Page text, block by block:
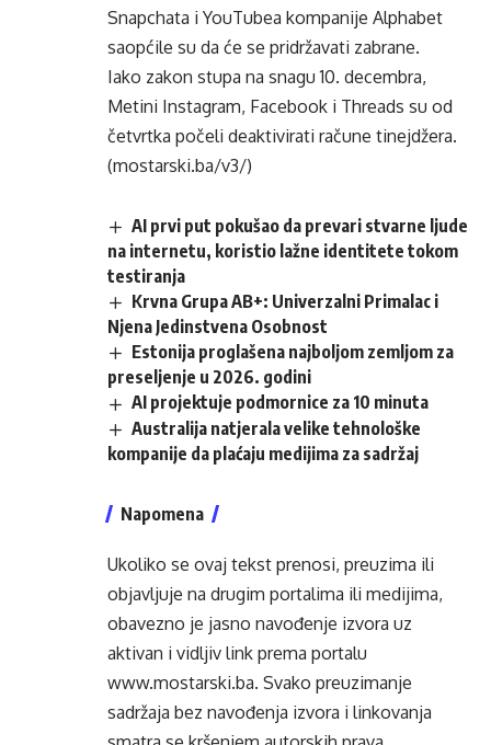
Snapchata i YouTubea kompanije Alphabet
saopćile su da će se pridržavati zabrane.
Iako zakon stupa na snagu 10. decembra,
Metini Instagram, Facebook i Threads su od
četvrtka počeli deaktivirati račune tinejdžera.
(mostarski.ba/v3/)
AI prvi put pokušao da prevari stvarne ljude
na internetu, koristio lažne identitete tokom
testiranja
Krvna Grupa AB+: Univerzalni Primalac i
Njena Jedinstvena Osobnost
Estonija proglašena najboljom zemljom za
preseljenje u 2026. godini
AI projektuje podmornice za 10 minuta
Australija natjerala velike tehnološke
kompanije da plaćaju medijima za sadržaj
Napomena
Ukoliko se ovaj tekst prenosi, preuzima ili
objavljuje na drugim portalima ili medijima,
obavezno je jasno navođenje izvora uz
aktivan i vidljiv link prema portalu
www.mostarski.ba. Svako preuzimanje
sadržaja bez navođenja izvora i linkovanja